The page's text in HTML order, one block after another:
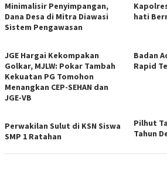
Minimalisir Penyimpangan,
Dana Desa di Mitra Diawasi
Sistem Pengawasan
hati
JGE Hargai Kekompakan
Golkar, MJLW: Pokar Tambah
Kekuatan PG Tomohon
Menangkan CEP-SEHAN dan
JGE-VB
Badan
Rapid
Perwakilan Sulut di KSN Siswa
SMP 1 Ratahan
Pilhut
Tahun